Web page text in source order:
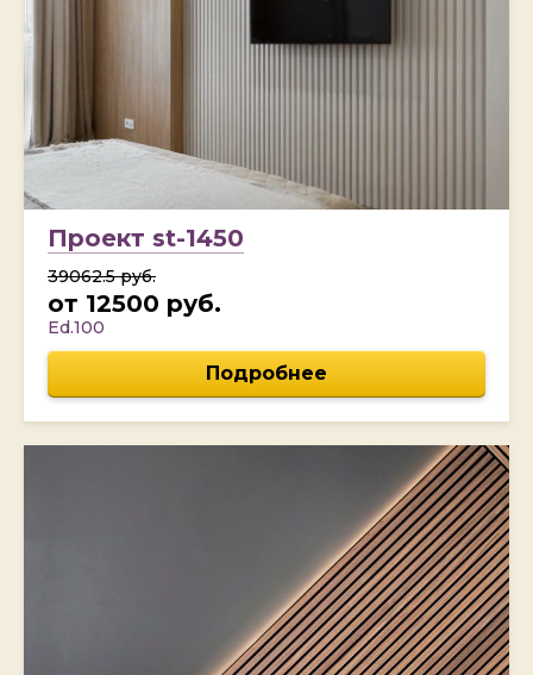
Проект st-1450
39062.5 руб.
от 12500 руб.
Ed.100
Подробнее